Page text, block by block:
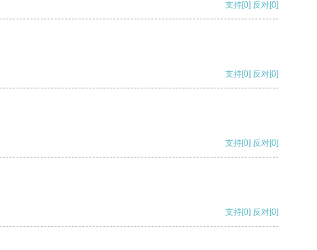
支持[0] 反对[0]
支持[0] 反对[0]
支持[0] 反对[0]
支持[0] 反对[0]